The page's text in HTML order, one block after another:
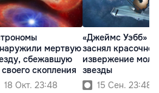
мертвую
сбежавшую
скопления
18 Окт. 23:48
«Джеймс Уэбб»
заснял красочное
извержение
звезды
15 Сен. 23:48